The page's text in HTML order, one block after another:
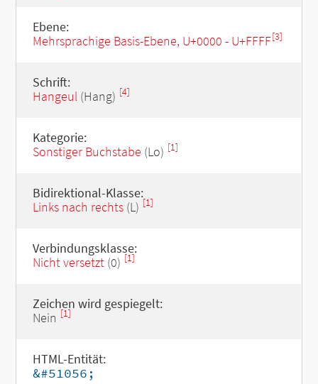
Ebene:
Mehrsprachige Basis-Ebene, U+0000 - U+FFFF[3]
Schrift:
Hangeul(Hang) [4]
Kategorie:
Sonstiger Buchstabe (Lo) [1]
Bidirektional-Klasse:
Links nach rechts(L) [1]
Verbindungsklasse:
Nicht versetzt(0) [1]
Zeichen wird gespiegelt:
Nein [1]
HTML-Entität:
&#51056;